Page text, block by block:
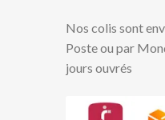
Nos colis sont
Poste ou par
jours ouvrés